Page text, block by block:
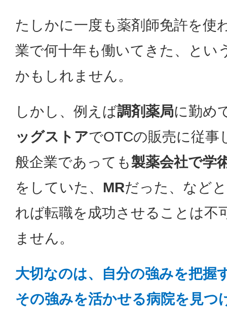
たしかに一度も薬剤師免許を使
業で何十年も働いてきた、とい
かもしれません。
しかし、例えば調剤薬局に勤め
ッグストアでOTCの販売に従事
般企業であっても製薬会社で学
をしていた、 MRだった、など
れば転職を成功させることは不
ません。
大切なのは、自分の強みを把握
その強みを活かせる病院を見つ